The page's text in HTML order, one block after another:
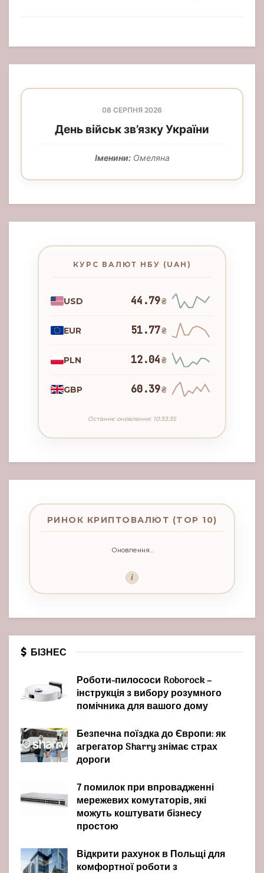
08 СЕРПНЯ 2026
День військ зв’язку України
Іменини:Омеляна
КУРС ВАЛЮТ НБУ (UAH)
USD 44.79₴
EUR 51.77₴
PLN 12.04₴
GBP 60.39₴
Останнє оновлення: 10:33:35
РИНОК КРИПТОВАЛЮТ (TOP 10)
Оновлення...
i
БІЗНЕС
Роботи-пилососи Roborock –
інструкція з вибору розумного
помічника для вашого дому
Безпечна поїздка до Європи: як
агрегатор Sharry знімає страх
дороги
7 помилок при впровадженні
мережевих комутаторів, які
можуть коштувати бізнесу
простою
Відкрити рахунок в Польщі для
комфортної роботи з